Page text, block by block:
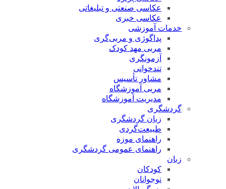
عکاسی صنعتی و تبلیغاتی
عکاسی خبری
خدمات آموزشی
پداگوژی و مربی‌گری
مربی مهد کودک
آزمونگری
تندخوانی
مشاور تأسیس
مربی آموزشگاه
مدیریت آموزشگاه
گردشگری
زبان گردشگری
طبیعت‌گردی
راهنمای موزه
راهنمای عمومی گردشگری
زبان
کودکان
نوجوانان